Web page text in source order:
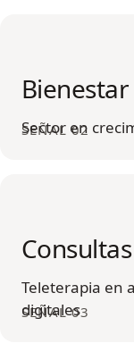
SEÑAL 02
Sector en
SEÑAL 03
Teleterapia en
digitales